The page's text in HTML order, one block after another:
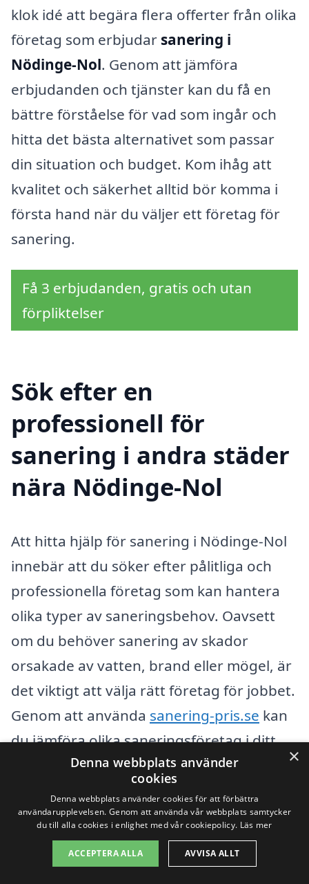
klok idé att begära flera offerter från olika
företag som erbjudar sanering i
Nödinge-Nol. Genom att jämföra
erbjudanden och tjänster kan du få en
bättre förståelse för vad som ingår och
hitta det bästa alternativet som passar
din situation och budget. Kom ihåg att
kvalitet och säkerhet alltid bör komma i
första hand när du väljer ett företag för
sanering.
Få 3 erbjudanden, gratis och utan
förpliktelser
Sök efter en
professionell för
sanering i andra städer
nära Nödinge-Nol
Att hitta hjälp för sanering i Nödinge-Nol
innebär att du söker efter pålitliga och
professionella företag som kan hantera
olika typer av saneringsbehov. Oavsett
om du behöver sanering av skador
orsakade av vatten, brand eller mögel, är
det viktigt att välja rätt företag för jobbet.
Genom att använda sanering-pris.se kan
du jämföra olika saneringsföretag i ditt
närområde och få kostnadsförslag från
Nödinge-Nol är omgiven av flera städer
där du också kan hitta kvalitativa
×
Denna webbplats använder
cookies
Denna webbplats använder cookies för att förbättra
användarupplevelsen. Genom att använda vår webbplats samtycker
du till alla cookies i enlighet med vår cookiepolicy. Läs mer
ACCEPTERA ALLA AVVISA ALLT